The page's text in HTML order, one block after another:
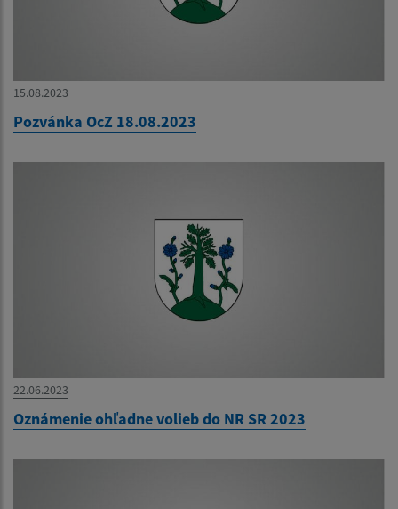
15.08.2023
Pozvánka OcZ 18.08.2023
22.06.2023
Oznámenie ohľadne volieb do NR SR 2023